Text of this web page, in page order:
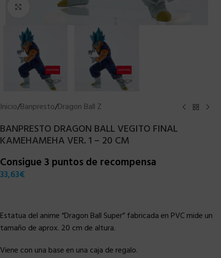
Clic para ampliar
Inicio/Banpresto/Dragon Ball Z
BANPRESTO DRAGON BALL VEGITO FINAL
KAMEHAMEHA VER. 1 – 20 CM
Consigue 3 puntos de recompensa
33,63€
Estatua del anime “Dragon Ball Super” fabricada en PVC mide un
tamaño de aprox. 20 cm de altura.
Viene con una base en una caja de regalo.